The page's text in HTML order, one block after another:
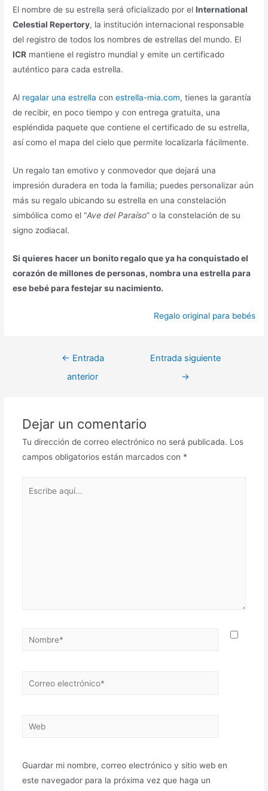
El nombre de su estrella será oficializado por elInternational
Celestial Repertory, la institución internacional responsable
del registro de todos los nombres de estrellas del mundo. El
ICR mantiene el registro mundial y emite un certificado
auténtico para cada estrella.
Al regalar una estrella conestrella-mia.com, tienes la garantía
de recibir, en poco tiempo y con entrega gratuita, una
espléndida paquete que contiene el certificado de su estrella,
así como el mapa del cielo que permite localizarla fácilmente.
Un regalo tan emotivo y conmovedor que dejará una
impresión duradera en toda la familia; puedes personalizar aún
más su regalo ubicando su estrella en una constelación
simbólica como el “Ave del Paraíso” o la constelación de su
signo zodiacal.
Si quieres hacer un bonito regalo que ya ha conquistado el
corazón de millones de personas, nombra una estrella para
ese bebé para festejar su nacimiento.
Regalo original para bebés
← Entrada
anterior
Entrada siguiente
→
Dejar un comentario
Tu dirección de correo electrónico no será publicada. Los
campos obligatorios están marcados con *
Guardar mi nombre, correo electrónico y sitio web en
este navegador para la próxima vez que haga un